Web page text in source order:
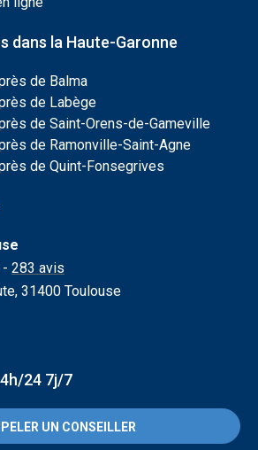
dans la Haute-Garonne
de Balma
de Labège
de Saint-Orens-de-Gameville
de Ramonville-Saint-Agne
de Quint-Fonsegrives
283 avis
31400 Toulouse
24 7j/7
UN CONSEILLER